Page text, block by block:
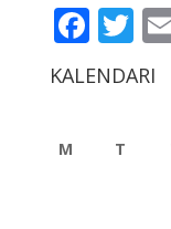
KALENDARI
M T